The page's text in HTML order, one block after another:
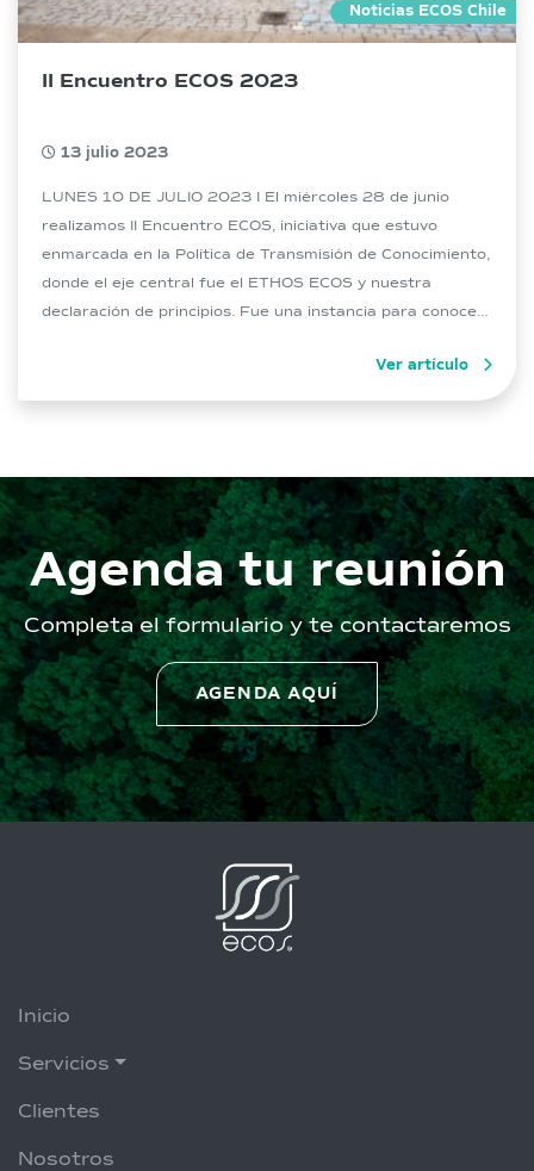
Noticias ECOS Chile
II Encuentro ECOS 2023
13 julio 2023
LUNES 10 DE JULIO 2023 I El miércoles 28 de junio
realizamos II Encuentro ECOS, iniciativa que estuvo
enmarcada en la Política de Transmisión de Conocimiento,
donde el eje central fue el ETHOS ECOS y nuestra
declaración de principios. Fue una instancia para conocer
Ver artículo
Agenda tu reunión
Completa el formulario y te contactaremos
AGENDA AQUÍ
Inicio
Servicios
Clientes
Nosotros